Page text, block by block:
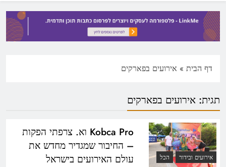
דף הבית » אירועים בפארקים
תגית: אירועים בפארקים
אירועים ובידור הכל
Kobca Pro וא. צרפתי הפקות
– החיבור שמגדיר מחדש את
עולם האירועים בישראל